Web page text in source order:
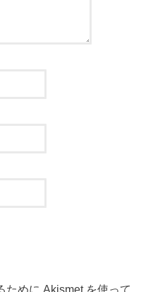
ために Akismet を使って